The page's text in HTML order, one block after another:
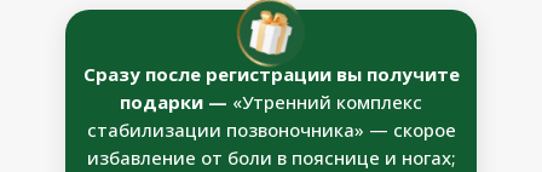
Сразу после регистрации вы получите
подарки — «Утренний комплекс
стабилизации позвоночника» — скорое
избавление от боли в пояснице и ногах;